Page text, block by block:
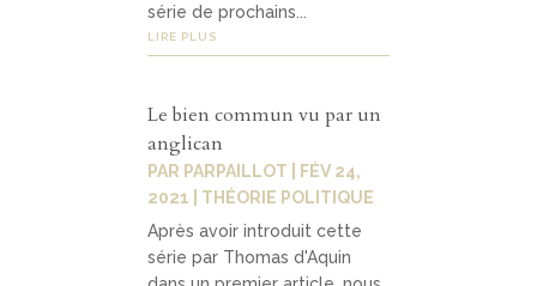
série de prochains...
LIRE PLUS
Le bien commun vu par un
anglican
PAR PARPAILLOT
FÉV 24,
2021
THÉORIE POLITIQUE
Après avoir introduit cette
série par Thomas d'Aquin